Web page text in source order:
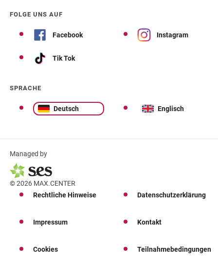
FOLGE UNS AUF
Facebook Instagram
Tik Tok
SPRACHE
Deutsch Englisch
Managed by
© 2026 MAX.CENTER
Rechtliche Hinweise
Datenschutzerklärung
Impressum Kontakt
Cookies Teilnahmebedingungen